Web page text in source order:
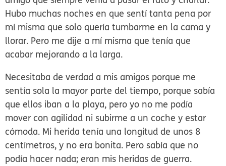
Hubo muchas noches en que sentí tanta pena por
mí misma que solo quería tumbarme en la cama y
llorar. Pero me dije a mí misma que tenía que
acabar mejorando a la larga.
Necesitaba de verdad a mis amigos porque me
sentía sola la mayor parte del tiempo, porque sabía
que ellos iban a la playa, pero yo no me podía
mover con agilidad ni subirme a un coche y estar
cómoda. Mi herida tenía una longitud de unos 8
centímetros, y no era bonita. Pero sabía que no
podía hacer nada; eran mis heridas de guerra.